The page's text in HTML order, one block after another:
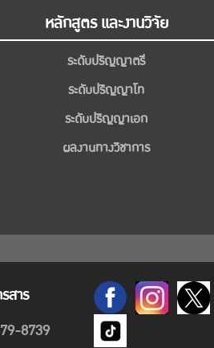
หลักสูตร และงานวิจัย
ระดับปริญญาตรี
ระดับปริญญาโท
ระดับปริญญาเอก
ผลงานทางวิชาการ
สาร
8739